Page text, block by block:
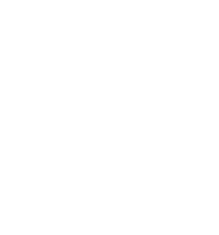
om gebruikers over websites te
gebruiker en daardoor waardevoller
zijn cookies die in het proces van